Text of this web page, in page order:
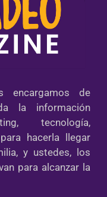
encargamos de
la información
tecnología,
hacerla llegar
y ustedes, los
para alcanzar la